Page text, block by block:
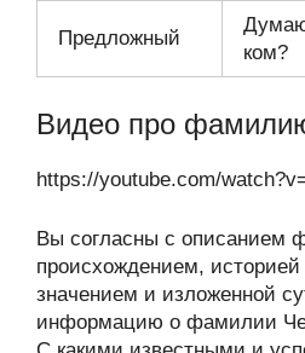
Предложный
ком?
Видео про
https://youtube.com/
Вы согласны с описанием
происхождением, историей
значением и изложенной
информацию о фамилии